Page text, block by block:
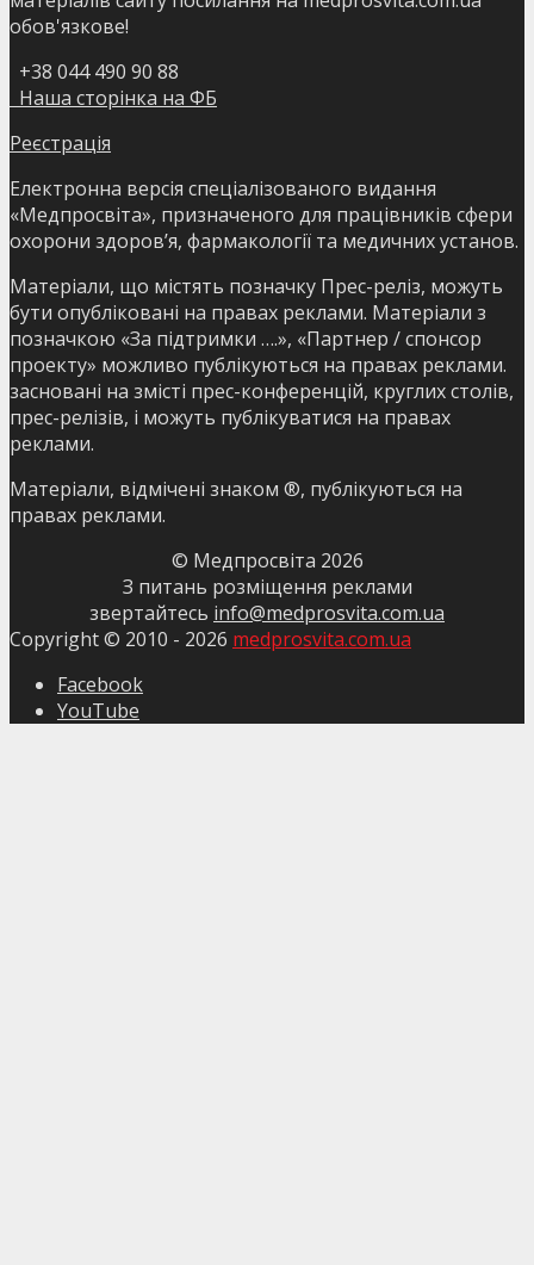
обов'язкове!
+38 044 490 90 88
Наша сторінка на ФБ
Реєстрація
Електронна версія спеціалізованого видання
«Медпросвіта», призначеного для працівників сфери
охорони здоров’я, фармакології та медичних установ.
Матеріали, що містять позначку Прес-реліз, можуть
бути опубліковані на правах реклами. Матеріали з
позначкою «За підтримки ….», «Партнер / спонсор
проекту» можливо публікуються на правах реклами.
засновані на змісті прес-конференцій, круглих столів,
прес-релізів, і можуть публікуватися на правах
реклами.
Матеріали, відмічені знаком ®, публікуються на
правах реклами.
© Медпросвіта 2026
З питань розміщення реклами
звертайтесь info@medprosvita.com.ua
Copyright © 2010 - 2026 medprosvita.com.ua
Facebook
YouTube